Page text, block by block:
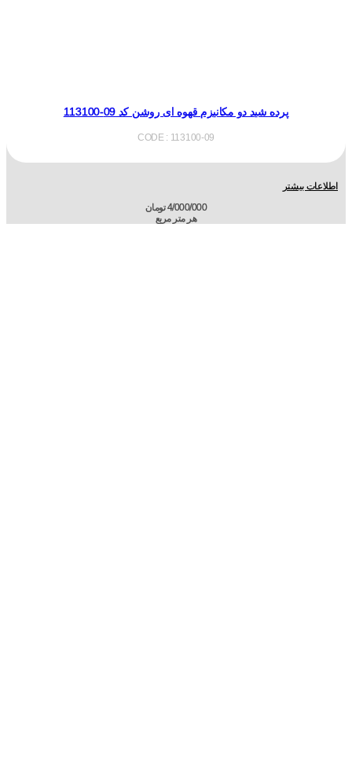
پرده شید دو مکانیزم قهوه ای روشن کد 09-113100
CODE : 113100-09
اطلاعات بیشتر
4/000/000تومان
هر متر مربع